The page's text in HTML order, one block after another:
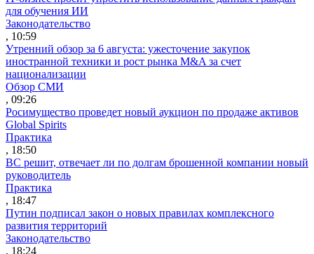
для обучения ИИ
Законодательство
, 10:59
Утренний обзор за 6 августа: ужесточение закупок
иностранной техники и рост рынка M&A за счет
национализации
Обзор СМИ
, 09:26
Росимущество проведет новый аукцион по продаже активов
Global Spirits
Практика
, 18:50
ВС решит, отвечает ли по долгам брошенной компании новый
руководитель
Практика
, 18:47
Путин подписал закон о новых правилах комплексного
развития территорий
Законодательство
, 18:24